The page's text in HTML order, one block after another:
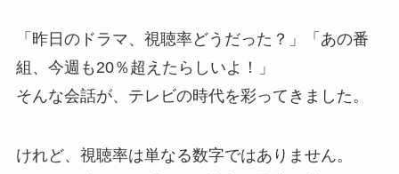
「昨日のドラマ、視聴率どうだった？」「あの番
組、今週も20％超えたらしいよ！」
そんな会話が、テレビの時代を彩ってきました。
けれど、視聴率は単なる数字ではありません。